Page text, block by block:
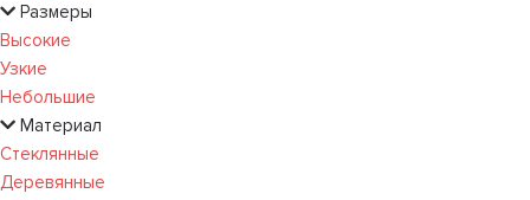
Размеры
Высокие
Узкие
Небольшие
Материал
Стеклянные
Деревянные